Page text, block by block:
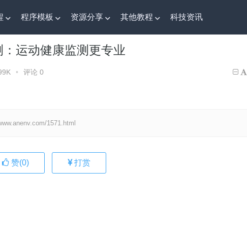
程序模板 资源分享 其他教程 科技资讯
：运动健康监测更专业
运动健康监测更专业
• 评论 0
1571.html
赞(0) 打赏